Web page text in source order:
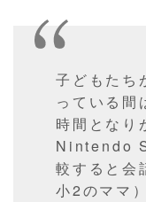
子どもたち
っている間
時間となり
Nintendo
較すると会
小2のママ）